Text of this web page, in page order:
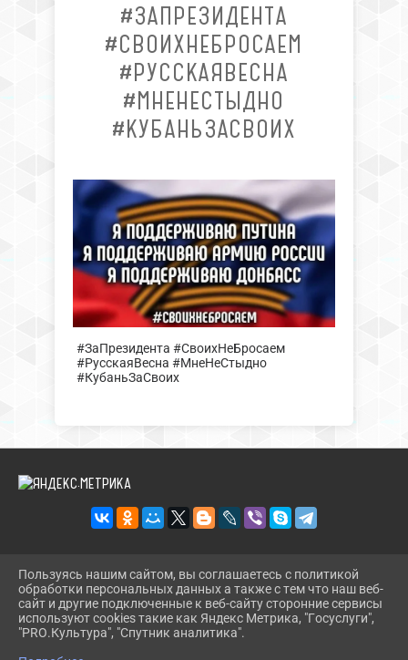
#ЗАПРЕЗИДЕНТА
#СВОИХНЕБРОСАЕМ
#РУССКАЯВЕСНА
#МНЕНЕСТЫДНО
#КУБАНЬЗАСВОИХ
#ЗаПрезидента #СвоихНеБросаем
#РусскаяВесна #МнеНеСтыдно
#КубаньЗаСвоих
2026 Г. DINBIBL.RU
ВХОД
КАРТА САЙТА
ПОЛИТИКА ОБРАБОТКИ ПЕРСОНАЛЬНЫХ ДАННЫХ
Пользуясь нашим сайтом, вы соглашаетесь с политикой
обработки персональных данных а также с тем что наш веб-
сайт и другие подключенные к веб-сайту сторонние сервисы
используют cookies такие как Яндекс Метрика, "Госуслуги",
"PRO.Культура", "Спутник аналитика".